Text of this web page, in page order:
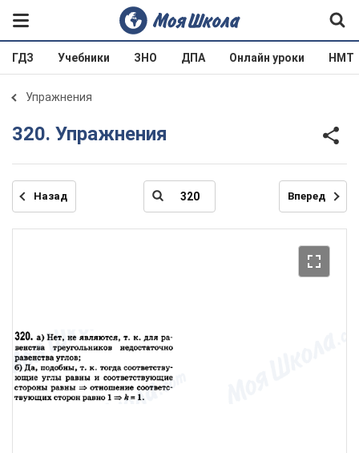
ГДЗ Учебники ЗНО ДПА Онлайн уроки НМТ
Упражнения
320. Упражнения
Назад Вперед